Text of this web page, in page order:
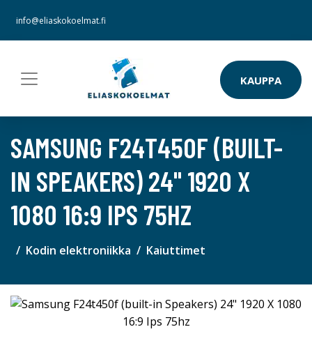
info@eliaskokoelmat.fi
KAUPPA
SAMSUNG F24T450F (BUILT-
IN SPEAKERS) 24" 1920 X
1080 16:9 IPS 75HZ
Kodin elektroniikka Kaiuttimet